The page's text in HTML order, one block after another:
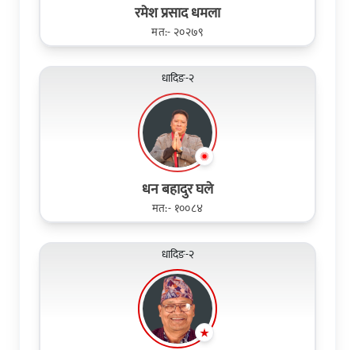
रमेश प्रसाद धमला
मत:- २०२७९
धादिङ-२
धन बहादुर घले
मत:- १००८४
धादिङ-२